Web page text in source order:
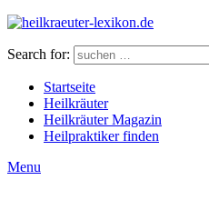
Search for:
Startseite
Heilkräuter
Heilkräuter Magazin
Heilpraktiker finden
Menu